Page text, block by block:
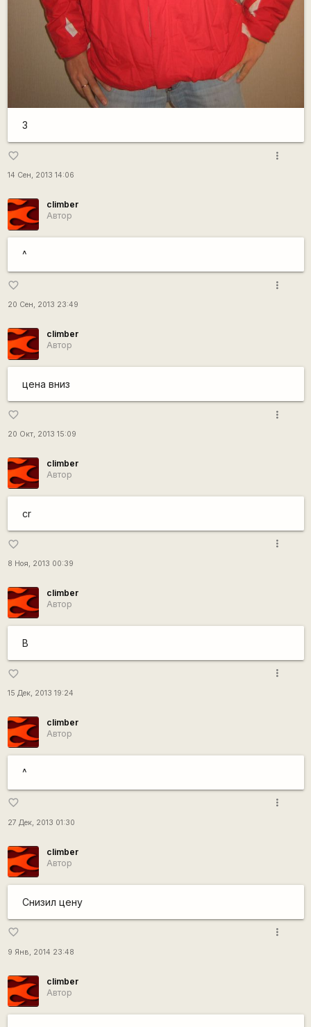
3
favorite_border
14 Сен, 2013 14:06
more_vert
climber
Автор
^
favorite_border
20 Сен, 2013 23:49
more_vert
climber
Автор
цена вниз
favorite_border
20 Окт, 2013 15:09
more_vert
climber
Автор
cr
favorite_border
8 Ноя, 2013 00:39
more_vert
climber
Автор
В
favorite_border
15 Дек, 2013 19:24
more_vert
climber
Автор
^
favorite_border
27 Дек, 2013 01:30
more_vert
climber
Автор
Снизил цену
favorite_border
9 Янв, 2014 23:48
more_vert
climber
Автор